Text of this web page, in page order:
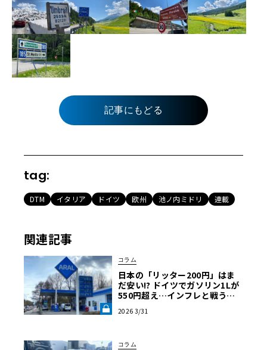
記事にもどる
tag:
DTM イタリア ドイツ 欧州 池ノ内ミドリ 連載
関連記事
コラム
日本の「リッター200円」はま
だ安い!? ドイツでガソリン1Lが
550円超え…インフレと戦うア
VOLANT LAB》
2026 3/31
コラム